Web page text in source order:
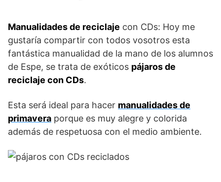
Manualidades de reciclaje con CDs: Hoy me
gustaría compartir con todos vosotros esta
fantástica manualidad de la mano de los alumnos
de Espe, se trata de exóticos pájaros de
reciclaje con CDs.
Esta será ideal para hacer manualidades de
primavera porque es muy alegre y colorida
además de respetuosa con el medio ambiente.